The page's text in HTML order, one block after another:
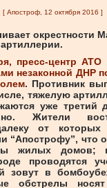
[ Апостроф, 12 октября 2016 ]
окрестности
пресс-центр
незаконной ДНР
. Противник
тяжелую
уже третий
Жители
от которых
“Апострофу”, что
жилых домов;
проводятся
зовут в
обстрелы